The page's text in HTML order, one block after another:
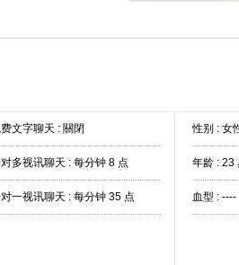
文字聊天 : 關閉
多视讯聊天 : 每分钟 8 点
一视讯聊天 : 每分钟 35 点
性别 : 女
年龄 : 23
血型 : ----